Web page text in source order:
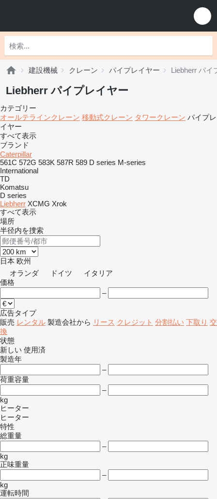
建設機械 クレーン パイプレイヤー Liebherr パイ
Liebherr パイプレイヤー
カテゴリー
オールテラインクレーン 移動式クレーン タワークレーン パイプレ
イヤー
すべて表示
ブランド
Caterpillar
561C 572G 583K 587R 589 D series M-series
International
TD
Komatsu
D series
Liebherr XCMG Xrok
すべて表示
場所
半径内を捜索
日本 欧州
オランダ
ドイツ
イタリア
価格
–
広告タイプ
販売 レンタル 製造会社から リース クレジット 分割払い 下取り 交
換
状態
新しい 使用済
製造年
–
荷重容量
–
kg
ヒーター
ヒーター
特性
総重量
–
kg
正味重量
–
kg
運転時間